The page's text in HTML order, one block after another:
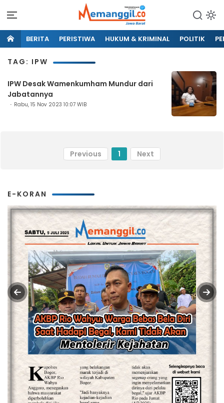
BERITA PERISTIWA HUKUM & KRIMINAL POLITIK
TAG: IPW
IPW Desak Wamenkumham Mundur dari
Jabatannya
Rabu, 15 Nov 2023 10:07 WIB
Previous 1 Next
E-KORAN